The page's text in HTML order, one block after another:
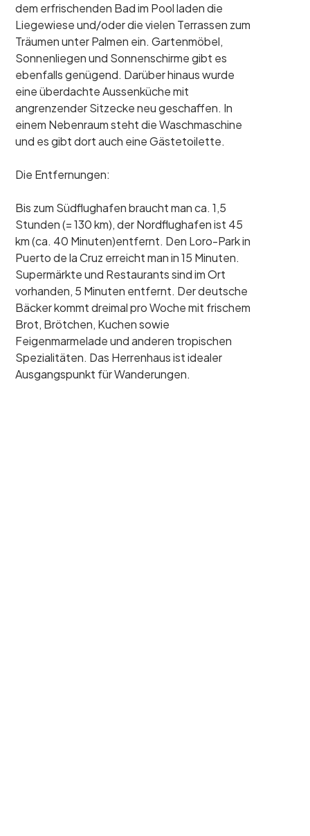
dem erfrischenden Bad im Pool laden die
Liegewiese und/oder die vielen Terrassen zum
Träumen unter Palmen ein. Gartenmöbel,
Sonnenliegen und Sonnenschirme gibt es
ebenfalls genügend. Darüber hinaus wurde
eine überdachte Aussenküche mit
angrenzender Sitzecke neu geschaffen. In
einem Nebenraum steht die Waschmaschine
und es gibt dort auch eine Gästetoilette.
Die Entfernungen:
Bis zum Südflughafen braucht man ca. 1,5
Stunden (= 130 km), der Nordflughafen ist 45
km (ca. 40 Minuten)entfernt. Den Loro-Park in
Puerto de la Cruz erreicht man in 15 Minuten.
Supermärkte und Restaurants sind im Ort
vorhanden, 5 Minuten entfernt. Der deutsche
Bäcker kommt dreimal pro Woche mit frischem
Brot, Brötchen, Kuchen sowie
Feigenmarmelade und anderen tropischen
Spezialitäten. Das Herrenhaus ist idealer
Ausgangspunkt für Wanderungen.